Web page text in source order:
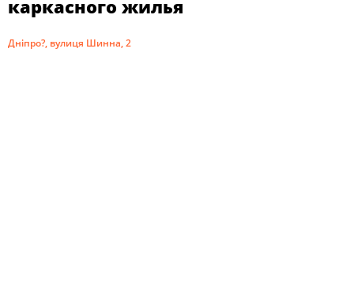
каркасного жилья
Дніпро?, вулиця Шинна, 2